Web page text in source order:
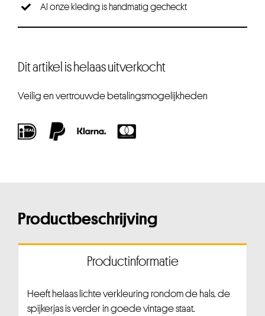
Al onze kleding is handmatig gecheckt
Dit artikel is helaas uitverkocht
Veilig en vertrouwde betalingsmogelijkheden
Productbeschrijving
Productinformatie
Heeft helaas lichte verkleuring rondom de hals, de
spijkerjas is verder in goede vintage staat.